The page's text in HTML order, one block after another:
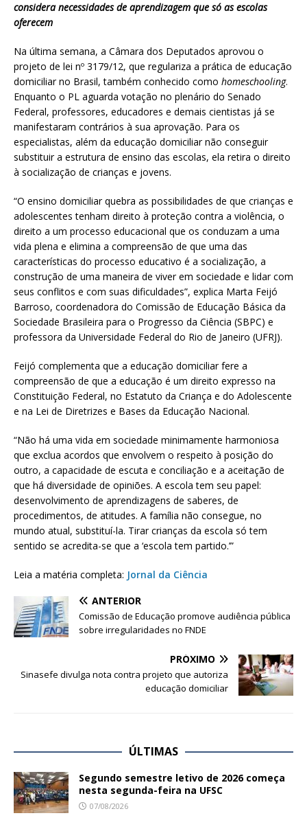
considera necessidades de aprendizagem que só as escolas
oferecem
Na última semana, a Câmara dos Deputados aprovou o
projeto de lei nº 3179/12, que regulariza a prática de educação
domiciliar no Brasil, também conhecido como homeschooling.
Enquanto o PL aguarda votação no plenário do Senado
Federal, professores, educadores e demais cientistas já se
manifestaram contrários à sua aprovação. Para os
especialistas, além da educação domiciliar não conseguir
substituir a estrutura de ensino das escolas, ela retira o direito
à socialização de crianças e jovens.
“O ensino domiciliar quebra as possibilidades de que crianças e
adolescentes tenham direito à proteção contra a violência, o
direito a um processo educacional que os conduzam a uma
vida plena e elimina a compreensão de que uma das
características do processo educativo é a socialização, a
construção de uma maneira de viver em sociedade e lidar com
seus conflitos e com suas dificuldades”, explica Marta Feijó
Barroso, coordenadora do Comissão de Educação Básica da
Sociedade Brasileira para o Progresso da Ciência (SBPC) e
professora da Universidade Federal do Rio de Janeiro (UFRJ).
Feijó complementa que a educação domiciliar fere a
compreensão de que a educação é um direito expresso na
Constituição Federal, no Estatuto da Criança e do Adolescente
e na Lei de Diretrizes e Bases da Educação Nacional.
“Não há uma vida em sociedade minimamente harmoniosa
que exclua acordos que envolvem o respeito à posição do
outro, a capacidade de escuta e conciliação e a aceitação de
que há diversidade de opiniões. A escola tem seu papel:
desenvolvimento de aprendizagens de saberes, de
procedimentos, de atitudes. A família não consegue, no
mundo atual, substituí-la. Tirar crianças da escola só tem
sentido se acredita-se que a ‘escola tem partido.’”
Leia a matéria completa: Jornal da Ciência
ANTERIOR
Comissão de Educação promove audiência pública
sobre irregularidades no FNDE
PRÓXIMO
Sinasefe divulga nota contra projeto que autoriza
educação domiciliar
ÚLTIMAS
Segundo semestre letivo de 2026 começa
nesta segunda-feira na UFSC
07/08/2026